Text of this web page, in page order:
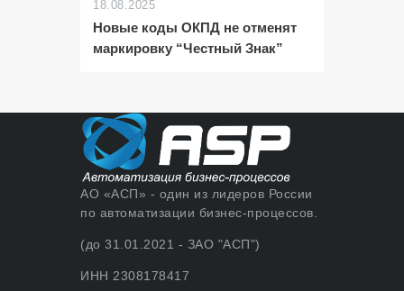
18.08.2025
Новые коды ОКПД не отменят
маркировку “Честный Знак”
АО «АСП» - один из лидеров России
по автоматизации бизнес-процессов.
(до 31.01.2021 - ЗАО "АСП")
ИНН 2308178417